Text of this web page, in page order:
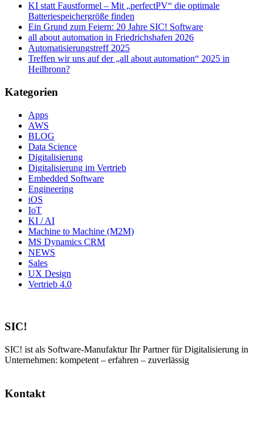
KI statt Faustformel – Mit „perfectPV“ die optimale
Batteriespeichergröße finden
Ein Grund zum Feiern: 20 Jahre SIC! Software
all about automation in Friedrichshafen 2026
Automatisierungstreff 2025
Treffen wir uns auf der „all about automation“ 2025 in
Heilbronn?
Kategorien
Apps
AWS
BLOG
Data Science
Digitalisierung
Digitalisierung im Vertrieb
Embedded Software
Engineering
iOS
IoT
KI / AI
Machine to Machine (M2M)
MS Dynamics CRM
NEWS
Sales
UX Design
Vertrieb 4.0
SIC!
SIC! ist als Software-Manufaktur Ihr Partner für Digitalisierung in
Unternehmen: kompetent – erfahren – zuverlässig
Kontakt